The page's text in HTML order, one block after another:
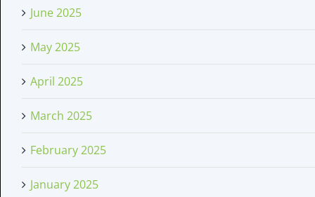
June 2025
May 2025
April 2025
March 2025
February 2025
January 2025